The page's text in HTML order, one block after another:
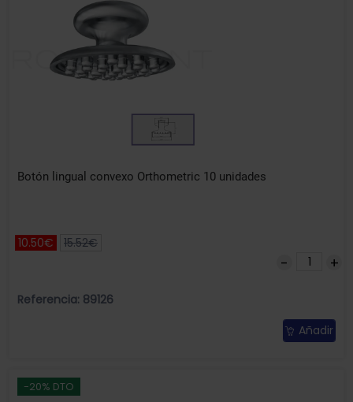
Botón lingual convexo Orthometric 10 unidades
10.50€ 15.52€
Referencia: 89126
Añadir
-20% DTO